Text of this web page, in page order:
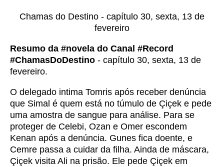
Chamas do Destino - capítulo 30, sexta, 13 de
fevereiro
Resumo da #novela do Canal #Record
#ChamasDoDestino - capítulo 30, sexta, 13 de
fevereiro.
O delegado intima Tomris após receber denúncia
que Simal é quem está no túmulo de Çiçek e pede
uma amostra de sangue para análise. Para se
proteger de Celebi, Ozan e Omer escondem
Kenan após a denúncia. Gunes fica doente, e
Cemre passa a cuidar da filha. Ainda de máscara,
Çiçek visita Ali na prisão. Ele pede Çiçek em